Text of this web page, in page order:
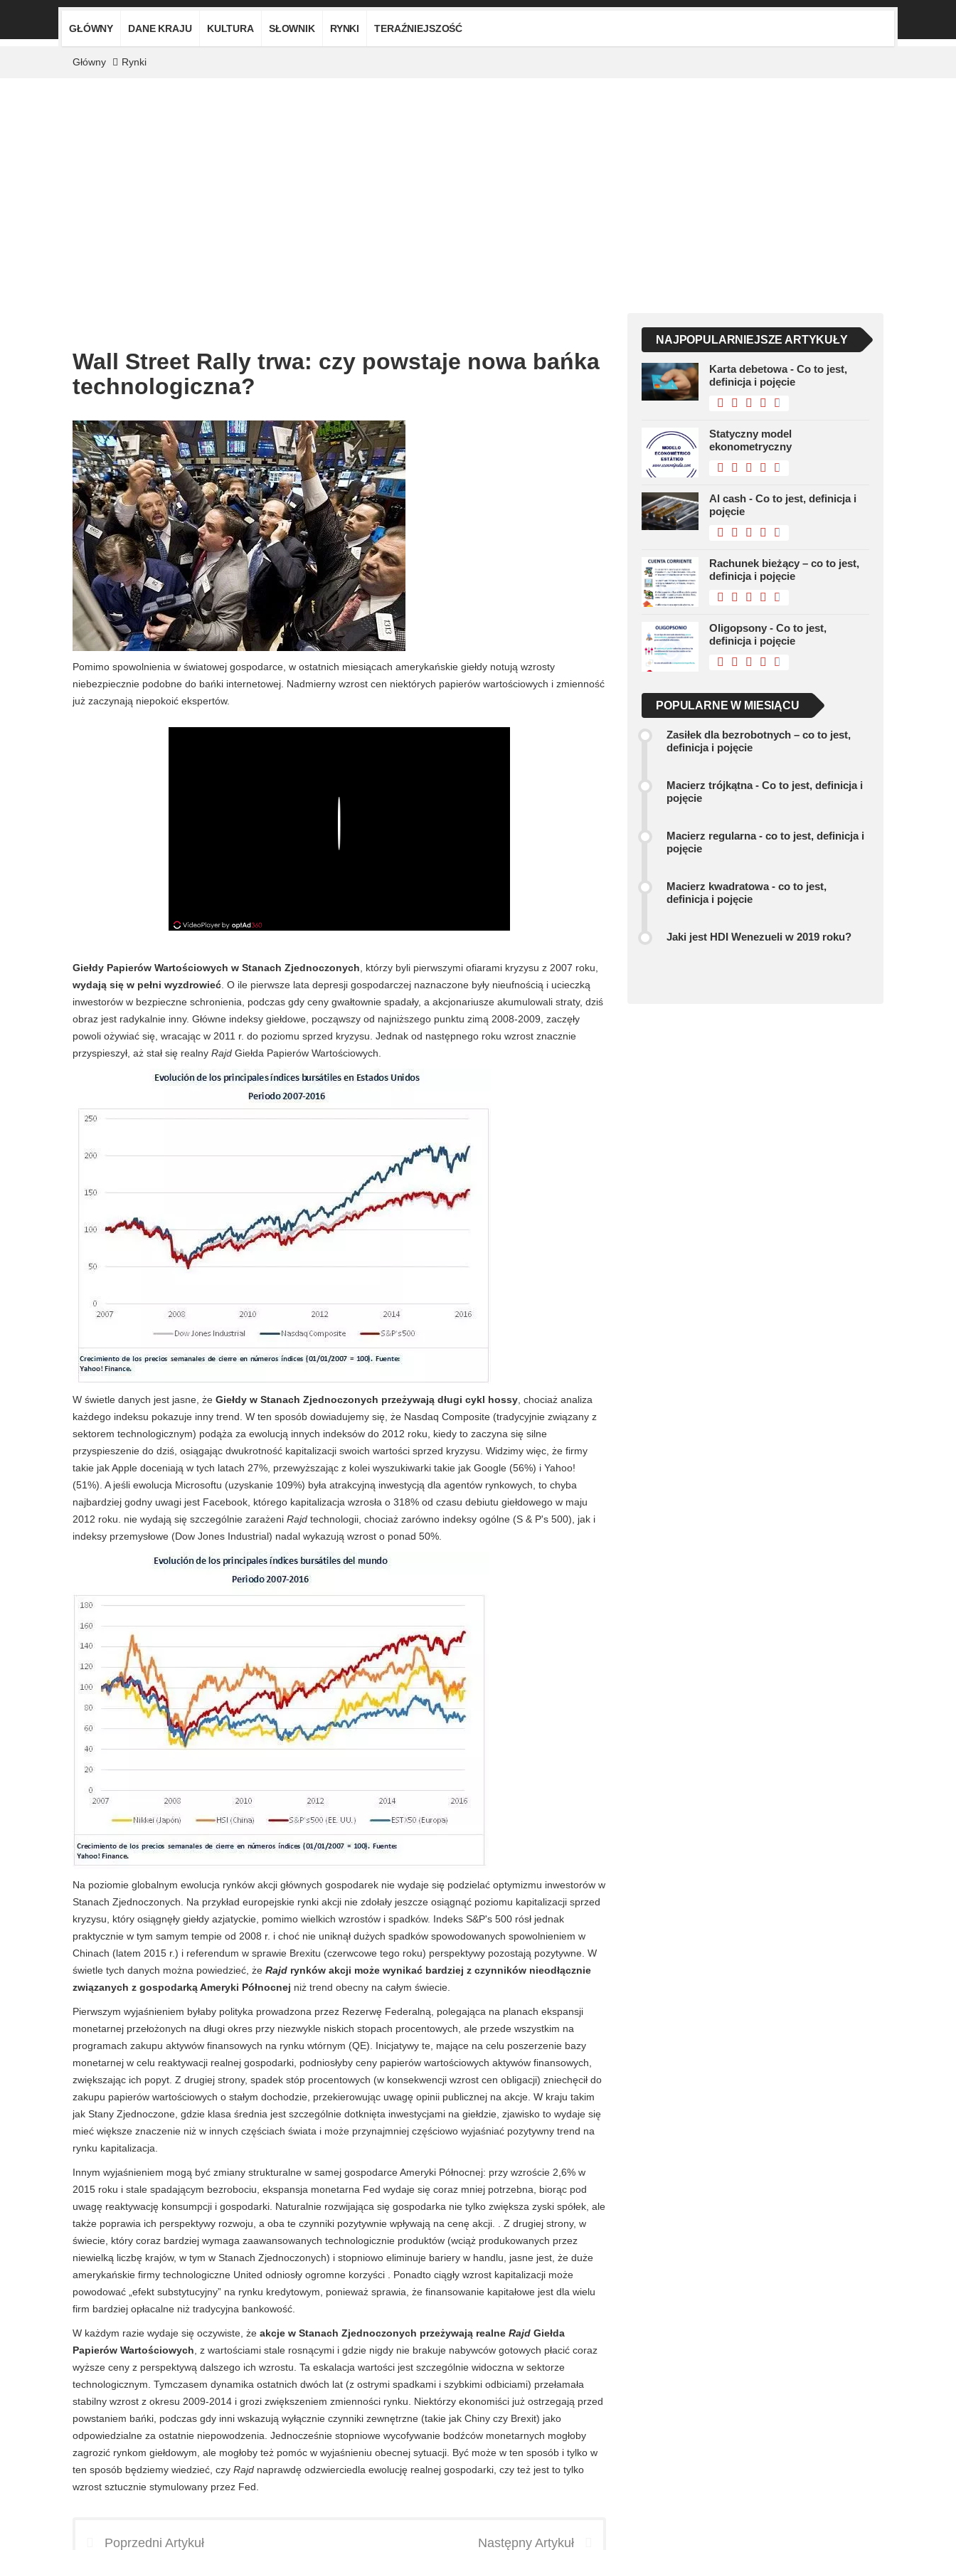
GŁÓWNY DANE KRAJU KULTURA SŁOWNIK RYNKI TERAŹNIEJSZOŚĆ
Główny Rynki
Wall Street Rally trwa: czy powstaje nowa bańka
technologiczna?
Pomimo spowolnienia w światowej gospodarce, w ostatnich miesiącach amerykańskie giełdy notują wzrosty
niebezpiecznie podobne do bańki internetowej. Nadmierny wzrost cen niektórych papierów wartościowych i zmienność
już zaczynają niepokoić ekspertów.
Giełdy Papierów Wartościowych w Stanach Zjednoczonych , którzy byli pierwszymi ofiarami kryzysu z 2007 roku,
wydają się w pełni wyzdrowieć . O ile pierwsze lata depresji gospodarczej naznaczone były nieufnością i ucieczką
inwestorów w bezpieczne schronienia, podczas gdy ceny gwałtownie spadały, a akcjonariusze akumulowali straty, dziś
obraz jest radykalnie inny. Główne indeksy giełdowe, począwszy od najniższego punktu zimą 2008-2009, zaczęły
powoli ożywiać się, wracając w 2011 r. do poziomu sprzed kryzysu. Jednak od następnego roku wzrost znacznie
przyspieszył, aż stał się realny Rajd Giełda Papierów Wartościowych.
W świetle danych jest jasne, że Giełdy w Stanach Zjednoczonych przeżywają długi cykl hossy , chociaż analiza
każdego indeksu pokazuje inny trend. W ten sposób dowiadujemy się, że Nasdaq Composite (tradycyjnie związany z
sektorem technologicznym) podąża za ewolucją innych indeksów do 2012 roku, kiedy to zaczyna się silne
przyspieszenie do dziś, osiągając dwukrotność kapitalizacji swoich wartości sprzed kryzysu. Widzimy więc, że firmy
takie jak Apple doceniają w tych latach 27%, przewyższając z kolei wyszukiwarki takie jak Google (56%) i Yahoo!
(51%). A jeśli ewolucja Microsoftu (uzyskanie 109%) była atrakcyjną inwestycją dla agentów rynkowych, to chyba
najbardziej godny uwagi jest Facebook, którego kapitalizacja wzrosła o 318% od czasu debiutu giełdowego w maju
2012 roku. nie wydają się szczególnie zarażeni Rajd technologii, chociaż zarówno indeksy ogólne (S & P's 500), jak i
indeksy przemysłowe (Dow Jones Industrial) nadal wykazują wzrost o ponad 50%.
Na poziomie globalnym ewolucja rynków akcji głównych gospodarek nie wydaje się podzielać optymizmu inwestorów w
Stanach Zjednoczonych. Na przykład europejskie rynki akcji nie zdołały jeszcze osiągnąć poziomu kapitalizacji sprzed
kryzysu, który osiągnęły giełdy azjatyckie, pomimo wielkich wzrostów i spadków. Indeks S&P's 500 rósł jednak
praktycznie w tym samym tempie od 2008 r. i choć nie uniknął dużych spadków spowodowanych spowolnieniem w
Chinach (latem 2015 r.) i referendum w sprawie Brexitu (czerwcowe tego roku) perspektywy pozostają pozytywne. W
świetle tych danych można powiedzieć, że Rajd rynków akcji może wynikać bardziej z czynników nieodłącznie
związanych z gospodarką Ameryki Północnej niż trend obecny na całym świecie.
Pierwszym wyjaśnieniem byłaby polityka prowadzona przez Rezerwę Federalną, polegająca na planach ekspansji
monetarnej przełożonych na długi okres przy niezwykle niskich stopach procentowych, ale przede wszystkim na
programach zakupu aktywów finansowych na rynku wtórnym (QE). Inicjatywy te, mające na celu poszerzenie bazy
monetarnej w celu reaktywacji realnej gospodarki, podniosłyby ceny papierów wartościowych aktywów finansowych,
zwiększając ich popyt. Z drugiej strony, spadek stóp procentowych (w konsekwencji wzrost cen obligacji) zniechęcił do
zakupu papierów wartościowych o stałym dochodzie, przekierowując uwagę opinii publicznej na akcje. W kraju takim
jak Stany Zjednoczone, gdzie klasa średnia jest szczególnie dotknięta inwestycjami na giełdzie, zjawisko to wydaje się
mieć większe znaczenie niż w innych częściach świata i może przynajmniej częściowo wyjaśniać pozytywny trend na
rynku kapitalizacja.
Innym wyjaśnieniem mogą być zmiany strukturalne w samej gospodarce Ameryki Północnej: przy wzroście 2,6% w
2015 roku i stale spadającym bezrobociu, ekspansja monetarna Fed wydaje się coraz mniej potrzebna, biorąc pod
uwagę reaktywację konsumpcji i gospodarki. Naturalnie rozwijająca się gospodarka nie tylko zwiększa zyski spółek, ale
także poprawia ich perspektywy rozwoju, a oba te czynniki pozytywnie wpływają na cenę akcji. . Z drugiej strony, w
świecie, który coraz bardziej wymaga zaawansowanych technologicznie produktów (wciąż produkowanych przez
niewielką liczbę krajów, w tym w Stanach Zjednoczonych) i stopniowo eliminuje bariery w handlu, jasne jest, że duże
amerykańskie firmy technologiczne United odniosły ogromne korzyści . Ponadto ciągły wzrost kapitalizacji może
powodować „efekt substytucyjny” na rynku kredytowym, ponieważ sprawia, że ​​finansowanie kapitałowe jest dla wielu
firm bardziej opłacalne niż tradycyjna bankowość.
W każdym razie wydaje się oczywiste, że akcje w Stanach Zjednoczonych przeżywają realne Rajd Giełda
Papierów Wartościowych , z wartościami stale rosnącymi i gdzie nigdy nie brakuje nabywców gotowych płacić coraz
wyższe ceny z perspektywą dalszego ich wzrostu. Ta eskalacja wartości jest szczególnie widoczna w sektorze
technologicznym. Tymczasem dynamika ostatnich dwóch lat (z ostrymi spadkami i szybkimi odbiciami) przełamała
stabilny wzrost z okresu 2009-2014 i grozi zwiększeniem zmienności rynku. Niektórzy ekonomiści już ostrzegają przed
powstaniem bańki, podczas gdy inni wskazują wyłącznie czynniki zewnętrzne (takie jak Chiny czy Brexit) jako
odpowiedzialne za ostatnie niepowodzenia. Jednocześnie stopniowe wycofywanie bodźców monetarnych mogłoby
zagrozić rynkom giełdowym, ale mogłoby też pomóc w wyjaśnieniu obecnej sytuacji. Być może w ten sposób i tylko w
ten sposób będziemy wiedzieć, czy Rajd naprawdę odzwierciedla ewolucję realnej gospodarki, czy też jest to tylko
wzrost sztucznie stymulowany przez Fed.
Poprzedni Artykuł Następny Artykuł
NAJPOPULARNIEJSZE ARTYKUŁY
Karta debetowa - Co to jest,
definicja i pojęcie
Statyczny model
ekonometryczny
Al cash - Co to jest, definicja i
pojęcie
Rachunek bieżący – co to jest,
definicja i pojęcie
Oligopsony - Co to jest,
definicja i pojęcie
POPULARNE W MIESIĄCU
Zasiłek dla bezrobotnych – co to jest,
definicja i pojęcie
Macierz trójkątna - Co to jest, definicja i
pojęcie
Macierz regularna - co to jest, definicja i
pojęcie
Macierz kwadratowa - co to jest,
definicja i pojęcie
Jaki jest HDI Wenezueli w 2019 roku?